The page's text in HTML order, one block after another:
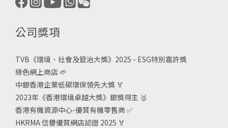
公司獎項
TVB《環境、社會及管治大獎》2025 - ESG特別嘉許獎
綠色網上商店 🌱
中銀香港企業低碳環保領先大獎 🏅
2023年《香港環境卓越大獎》銀獎得主 🥈
香港有機資源中心-優質有機零售商✅
HKRMA 信譽優質網店認證 2025 🏅